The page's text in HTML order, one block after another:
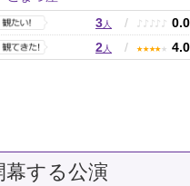
3人 / ♪ ♪ ♪ ♪ ♪
0.0
2人 / ★ ★ ★ ★ ★ 4.0
幕する公演